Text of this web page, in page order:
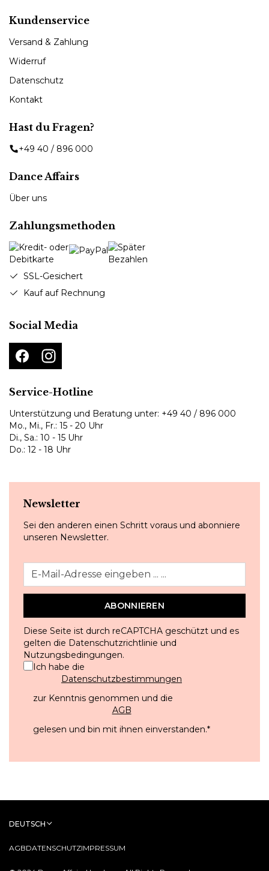
Kundenservice
Versand & Zahlung
Widerruf
Datenschutz
Kontakt
Hast du Fragen?
+49 40 / 896 000
Dance Affairs
Über uns
Zahlungsmethoden
SSL-Gesichert
Kauf auf Rechnung
Social Media
Service-Hotline
Unterstützung und Beratung unter: +49 40 / 896 000
Mo., Mi., Fr.: 15 - 20 Uhr
Di., Sa.: 10 - 15 Uhr
Do.: 12 - 18 Uhr
Newsletter
Sei den anderen einen Schritt voraus und abonniere
unseren Newsletter.
ABONNIEREN
Diese Seite ist durch reCAPTCHA geschützt und es
gelten die Datenschutzrichtlinie und
Nutzungsbedingungen.
Ich habe die
Datenschutzbestimmungen
zur Kenntnis genommen und die
AGB
gelesen und bin mit ihnen einverstanden.*
AGBDATENSCHUTZIMPRESSUM
DEUTSCH